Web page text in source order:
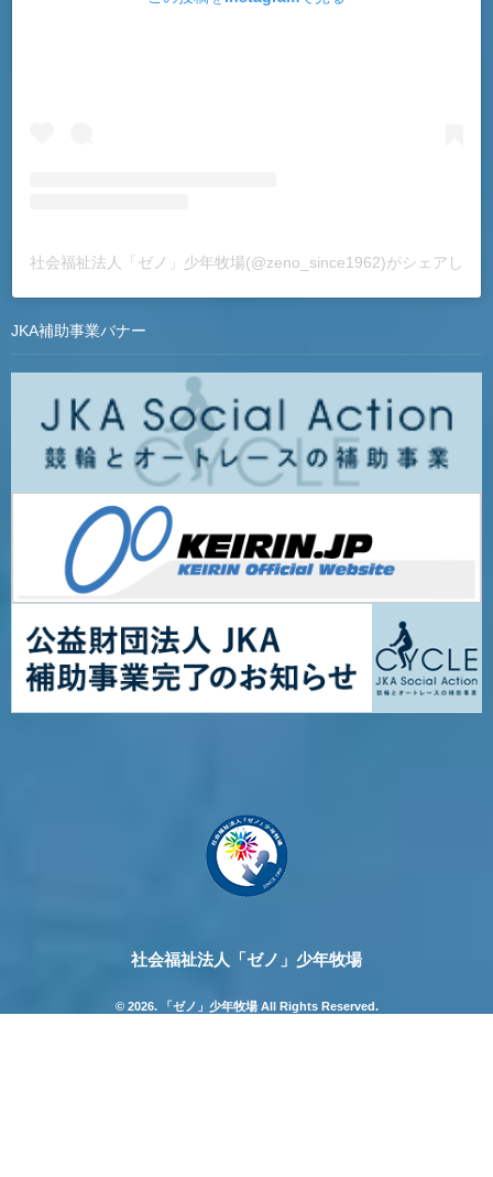
社会福祉法人「ゼノ」少年牧場(@zeno_since1962)がシェアした
JKA補助事業バナー
社会福祉法人「ゼノ」少年牧場
© 2026. 「ゼノ」少年牧場 All Rights Reserved.